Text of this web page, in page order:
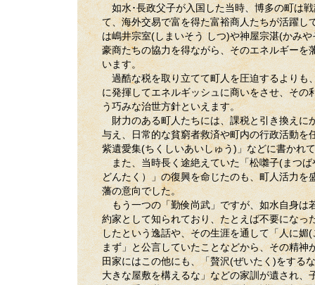
如水･長政父子が入国した当時、博多の町は戦
て、海外交易で富を得た富裕商人たちが活躍し
は嶋井宗室(しまいそう しつ)や神屋宗湛(かみ
豪商たちの協力を得ながら、そのエネルギーを
います。
過酷な税を取り立てて町人を圧迫するよりも
に発揮してエネルギッシュに商いをさせ、その
う巧みな治世方針といえます。
財力のある町人たちには、課税と引き換えに
与え、日常的な貧窮者救済や町内の行政活動を
紫遺愛集(ちくしいあいしゅう)」などに書かれ
また、当時長く途絶えていた「松囃子(まつば
どんたく）」の復興を命じたのも、町人活力を
藩の意向でした。
もう一つの「勤倹尚武」ですが、如水自身は
約家として知られており、たとえば不要になっ
したという逸話や、その生涯を通して「人に媚
まず」と公言していたことなどから、その精神
田家にはこの他にも、「贅沢(ぜいたく)をする
大きな屋敷を構えるな」などの家訓が遺され、